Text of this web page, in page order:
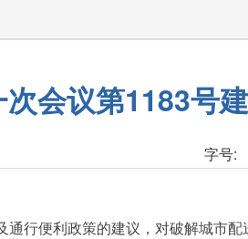
会议第1183号
字号:
行便利政策的建议，对破解城市配